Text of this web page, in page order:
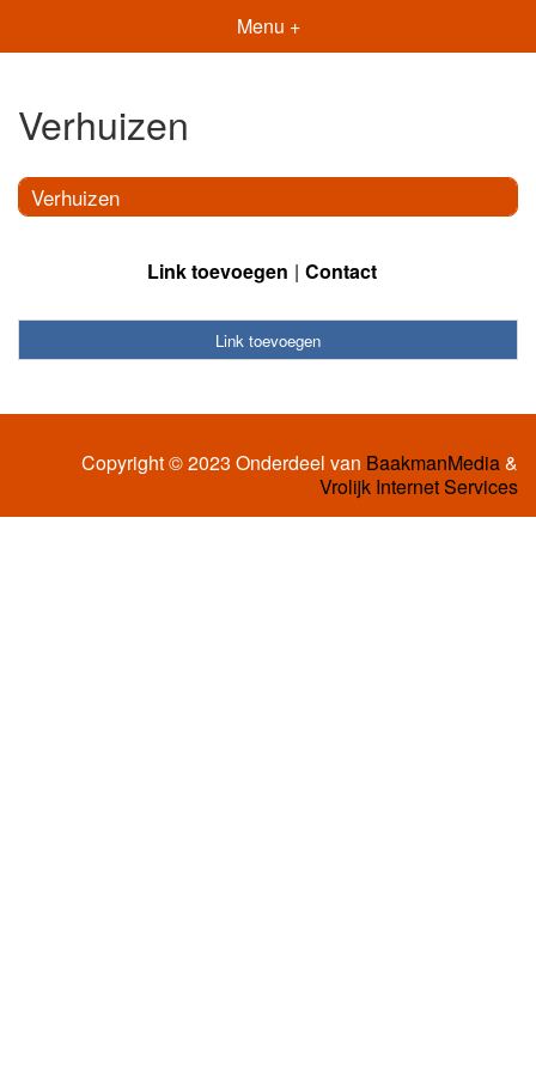
Menu +
Verhuizen
Verhuizen
Link toevoegen Contact
Link toevoegen
Copyright © 2023 Onderdeel van BaakmanMedia&
Vrolijk Internet Services